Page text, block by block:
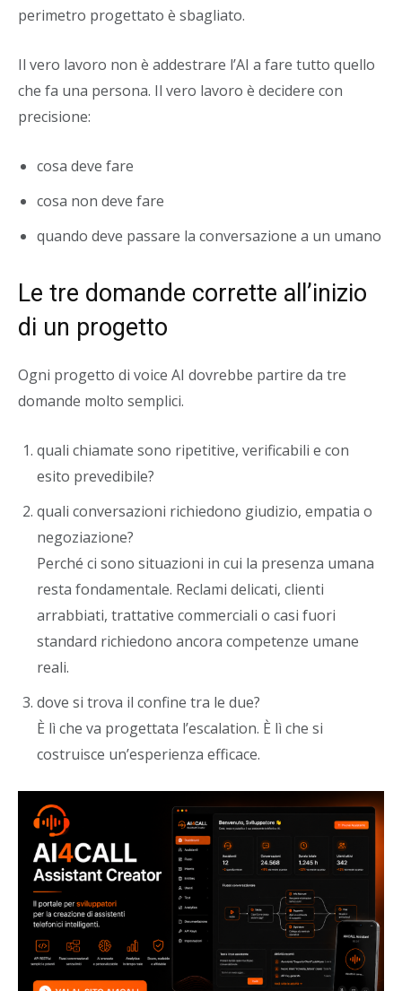
perimetro progettato è sbagliato.
Il vero lavoro non è addestrare l’AI a fare tutto quello
che fa una persona. Il vero lavoro è decidere con
precisione:
cosa deve fare
cosa non deve fare
quando deve passare la conversazione a un umano
Le tre domande corrette all’inizio
di un progetto
Ogni progetto di voice AI dovrebbe partire da tre
domande molto semplici.
quali chiamate sono ripetitive, verificabili e con
esito prevedibile?
quali conversazioni richiedono giudizio, empatia o
negoziazione?
Perché ci sono situazioni in cui la presenza umana
resta fondamentale. Reclami delicati, clienti
arrabbiati, trattative commerciali o casi fuori
standard richiedono ancora competenze umane
reali.
dove si trova il confine tra le due?
È lì che va progettata l’escalation. È lì che si
costruisce un’esperienza efficace.